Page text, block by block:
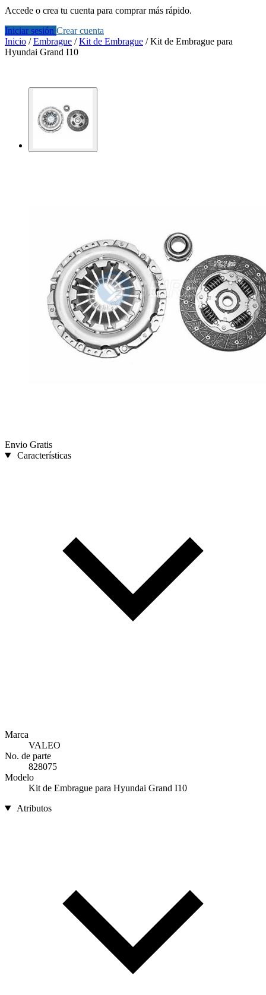
Accede o crea tu cuenta para comprar más rápido.
Iniciar sesión Crear cuenta
Inicio /Embrague /Kit de Embrague /Kit de Embrague para
Hyundai Grand I10
Envio Gratis
Características
Marca
VALEO
No. de parte
828075
Modelo
Kit de Embrague para Hyundai Grand I10
Atributos